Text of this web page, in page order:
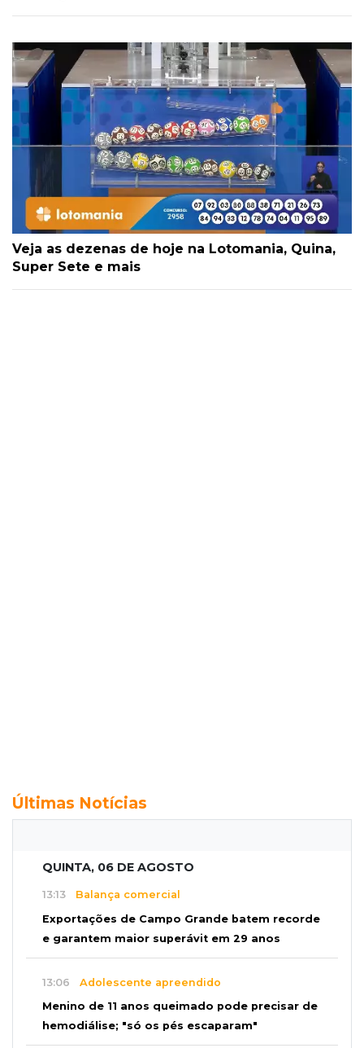
Veja as dezenas de hoje na Lotomania, Quina,
Super Sete e mais
Últimas Notícias
QUINTA, 06 DE AGOSTO
13:13 Balança comercial
Exportações de Campo Grande batem recorde
e garantem maior superávit em 29 anos
13:06 Adolescente apreendido
Menino de 11 anos queimado pode precisar de
hemodiálise; "só os pés escaparam"